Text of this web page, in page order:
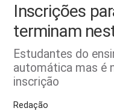
Inscrições
terminam
Estudantes do
automática mas é
inscrição
Redação